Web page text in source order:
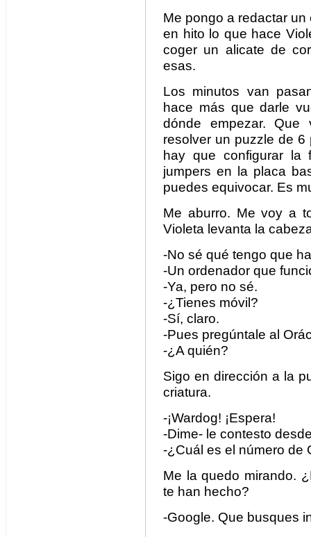
Me pongo a redactar
en hito lo que hace
coger un alicate de
esas.
Los minutos van
hace más que darle
dónde empezar.
resolver un puzzle de
hay que configurar la
jumpers en la placa
puedes equivocar. Es
Me aburro. Me voy a
Violeta levanta la
-No sé qué tengo que
-Un ordenador que
-Ya, pero no sé.
-¿Tienes móvil?
-Sí, claro.
-Pues pregúntale al
-¿A quién?
Sigo en dirección a la
criatura.
-¡Wardog! ¡Espera!
-Dime- le contesto
-¿Cuál es el número de
Me la quedo mirando.
te han hecho?
-Google. Que busques